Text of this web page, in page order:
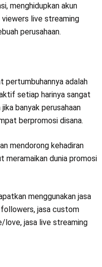
menghidupkan akun
viewers live streaming
perusahaan.
pertumbuhannya adalah
setiap harinya sangat
banyak perusahaan
berpromosi disana.
mendorong kehadiran
meramaikan dunia promosi
menggunakan jasa
jasa custom
love, jasa live streaming